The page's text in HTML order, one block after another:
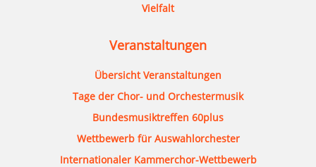
Vielfalt
Veranstaltungen
Übersicht Veranstaltungen
Tage der Chor- und Orchestermusik
Bundesmusiktreffen 60plus
Wettbewerb für Auswahlorchester
Internationaler Kammerchor-Wettbewerb